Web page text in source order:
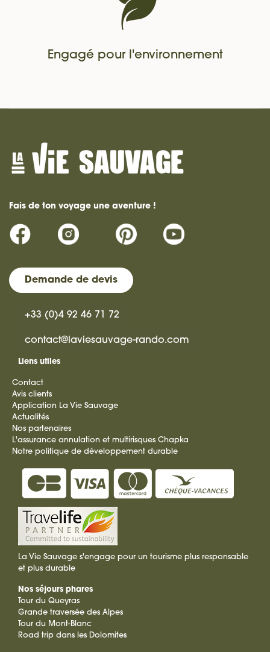
Engagé pour l'environnement
Fais de ton voyage une aventure !
Demande de devis
+33 (0)4 92 46 71 72
contact@laviesauvage-rando.com
Liens utiles
Contact
Avis clients
Application La Vie Sauvage
Actualités
Nos partenaires
L'assurance annulation et multirisques Chapka
Notre politique de développement durable
La Vie Sauvage s'engage pour un tourisme plus responsable
et plus durable
Nos séjours phares
Tour du Queyras
Grande traversée des Alpes
Tour du Mont-Blanc
Road trip dans les Dolomites